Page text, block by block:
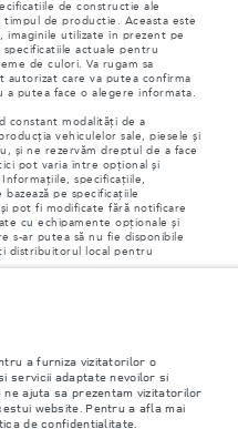
de constructie ale
de productie. Aceasta este
imaginile utilizate in prezent pe
actuale pentru
de culori. Va rugam sa
autorizat care va putea confirma
putea face o alegere informata.
constant modalități de a
vehiculelor sale, piesele și
și ne rezervăm dreptul de a face
pot varia între opțional și
specificațiile,
pe specificațiile
pot fi modificate fără notificare
cu echipamente opționale și
s-ar putea să nu fie disponibile
distribuitorul local pentru
2021. VIN-ul vehiculului,
combustibilul consumat, iar
informații despre energie și
vă rugăm să consultați
puteți opune transmiterii datelor
de sfârșitul lunii martie pentru
a furniza vizitatorilor o
servicii adaptate nevoilor si
ajuta sa prezentam vizitatorilor
website. Pentru a afla mai
de confidentialitate.